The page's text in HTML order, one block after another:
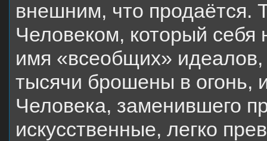
внешним, что продаётся.
Человеком, который себя
имя «всеобщих»
тысячи брошены в огонь,
Человека, заменившего
искусственные, легко